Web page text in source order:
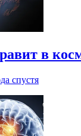
в
спустя